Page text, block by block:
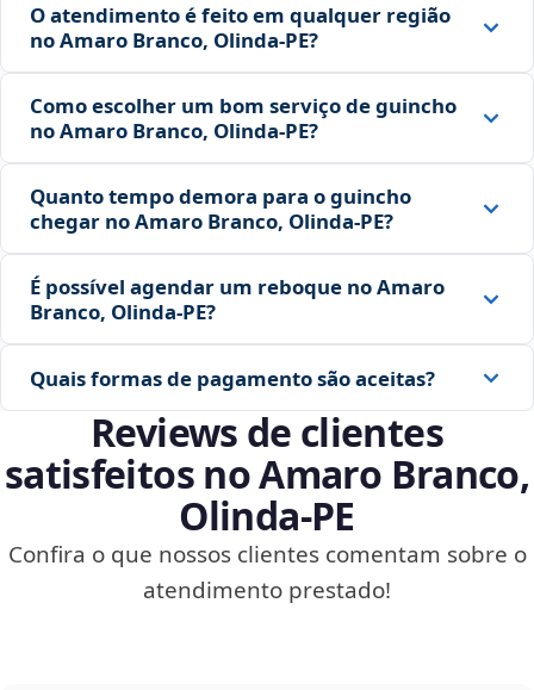
O atendimento é feito em qualquer região
no Amaro Branco, Olinda‑PE?
Como escolher um bom serviço de guincho
no Amaro Branco, Olinda‑PE?
Quanto tempo demora para o guincho
chegar no Amaro Branco, Olinda‑PE?
É possível agendar um reboque no Amaro
Branco, Olinda‑PE?
Quais formas de pagamento são aceitas?
Reviews de clientes
satisfeitos no Amaro Branco,
Olinda‑PE
Confira o que nossos clientes comentam sobre o
atendimento prestado!